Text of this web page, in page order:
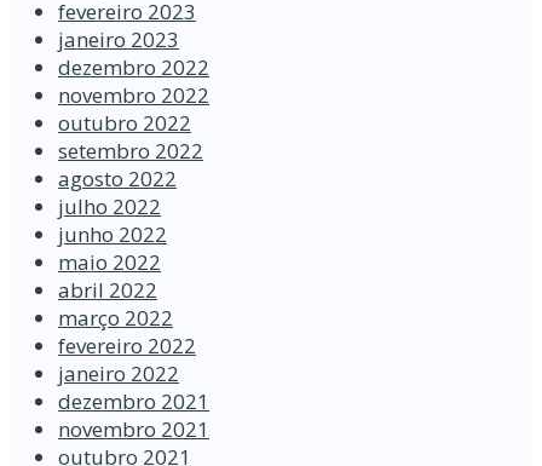
fevereiro 2023
janeiro 2023
dezembro 2022
novembro 2022
outubro 2022
setembro 2022
agosto 2022
julho 2022
junho 2022
maio 2022
abril 2022
março 2022
fevereiro 2022
janeiro 2022
dezembro 2021
novembro 2021
outubro 2021